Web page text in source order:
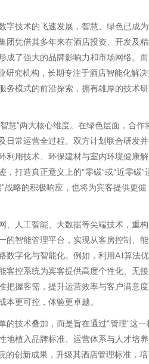
字技术的飞速发展，智慧、绿色已成
团凭借其多年来在酒店投资、开发及
成了强大的品牌影响力和市场网络。而
研究机构，长期专注于酒店智能化解
务模式的前沿探索，拥有雄厚的技术
慧”两大核心维度。在绿色层面，合作
日常运营全过程。双方计划联合研发
利用技术、环保建材与室内环境健康
打造真正意义上的“零碳”或“近零碳”
战略的积极响应，也将为宾客提供更健
、人工智能、大数据等尖端技术，重
的智能管理平台，实现从客房控制、
数字化与智能化。例如，利用AI算法
客控系统为宾客提供高度个性化、无
把握客需，提升运营效率与客户满意
更可控，体验更卓越。
的技术叠加，而是旨在通过“管理”这一
地植入品牌标准、运营体系与人才培养
的创新成果，升级其酒店管理标准，